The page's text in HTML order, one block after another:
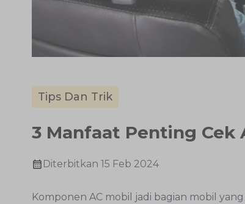
Tips Dan Trik
3 Manfaat Penting Cek
Diterbitkan 15 Feb 2024
Komponen AC mobil jadi bagian mobil